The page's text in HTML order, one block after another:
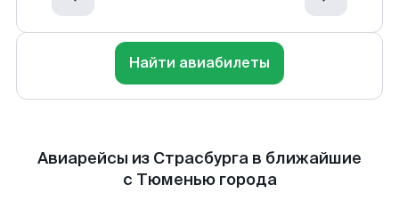
Найти авиабилеты
Авиарейсы из Страсбурга в ближайшие
с Тюменью города